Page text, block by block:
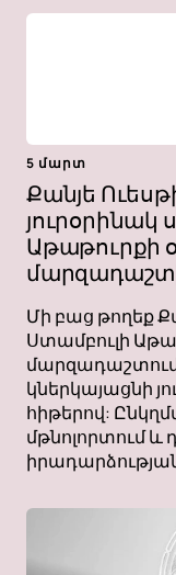
5 մարտ
Քանյե
յուրօրինակ
Աթաթուրքի
Մի բաց թողեք
Ստամբուլի
կներկայացնի
հիթերով:
մթնոլորտում